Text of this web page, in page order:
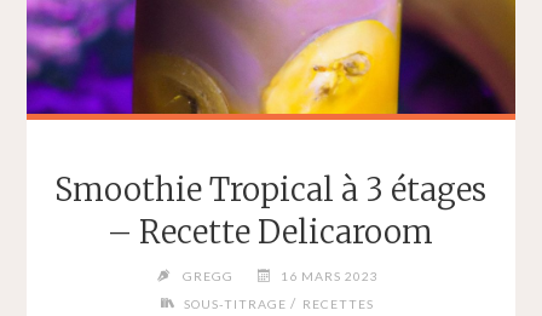
Smoothie Tropical à 3 étages
– Recette Delicaroom
GREGG
16 MARS 2023
SOUS-TITRAGE / RECETTES